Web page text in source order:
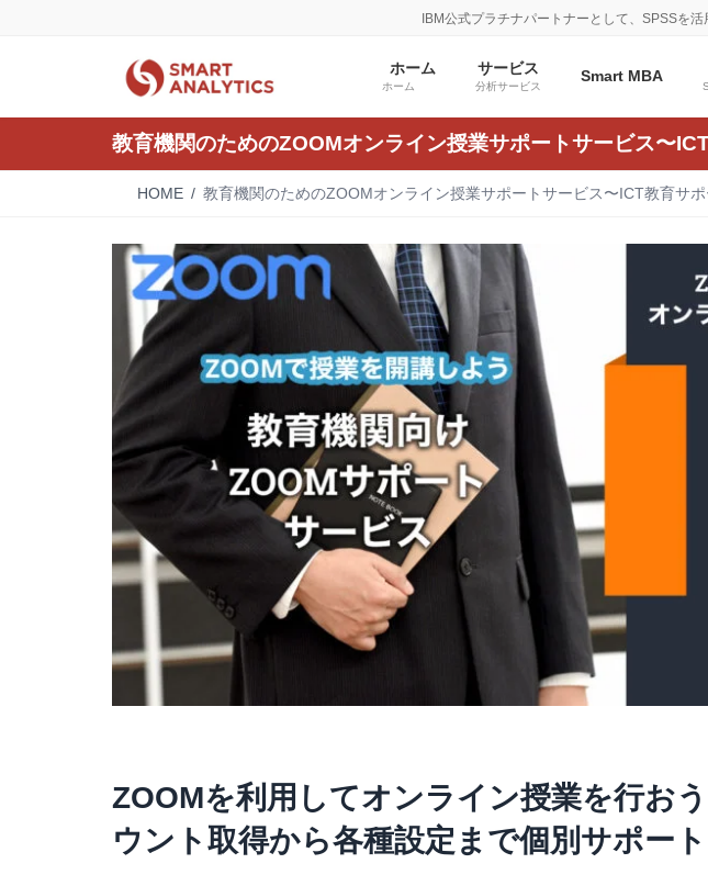
キ
に
IBM公式プラチナパートナーとして、SPSSを
ホーム
ホーム
サービス
分析サービス
Smart MBA
教育機関のためのZOOMオンライン授業サポートサービス〜
HOME 教育機関のためのZOOMオンライン授業サポートサービス〜ICT教育サ
ZOOMを利用してオンライン授業を行お
ウント取得から各種設定まで個別サポート